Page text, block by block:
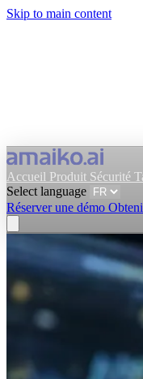
Skip to main content
Accueil Produit Sécurité
Select language
Réserver une démo
Obtenir amaiko
Select language